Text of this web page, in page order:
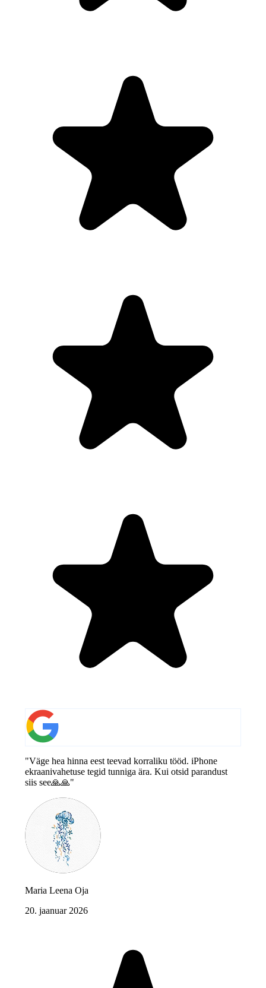
"Väge hea hinna eest teevad korraliku tööd. iPhone
ekraanivahetuse tegid tunniga ära. Kui otsid parandust
siis see🙏🙏"
Maria Leena Oja
20. jaanuar 2026